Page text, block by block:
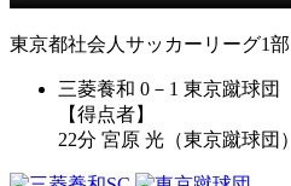
東京都社会人サッカーリーグ1部
三菱養和 0－1 東京蹴球団
【得点者】
22分 宮原 光（東京蹴球団）